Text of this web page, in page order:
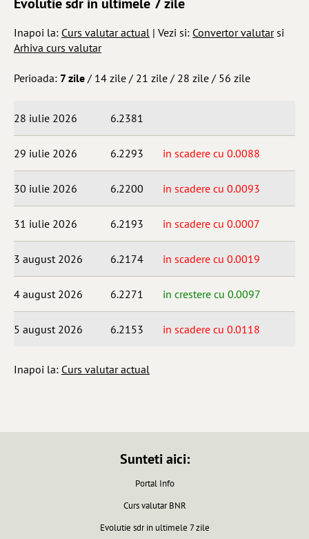
Inapoi la: Curs valutar actual | Vezi si: Convertor valutarsi
Arhiva curs valutar
Perioada: 7 zile / 14 zile / 21 zile / 28 zile / 56 zile
28 iulie 2026 6.2381
29 iulie 2026 6.2293 in scadere cu 0.0088
30 iulie 2026 6.2200 in scadere cu 0.0093
31 iulie 2026 6.2193 in scadere cu 0.0007
3 august 2026 6.2174 in scadere cu 0.0019
4 august 2026 6.2271 in crestere cu 0.0097
5 august 2026 6.2153 in scadere cu 0.0118
Inapoi la: Curs valutar actual
Sunteti aici:
Portal Info
Curs valutar BNR
Evolutie sdr in ultimele 7 zile